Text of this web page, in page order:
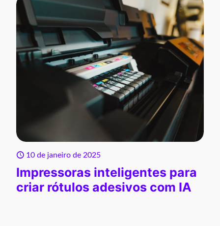
10 de janeiro de 2025
Impressoras inteligentes para
criar rótulos adesivos com IA